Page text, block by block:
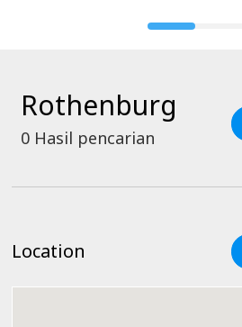
Rothenburg
0 Hasil pencarian
Location